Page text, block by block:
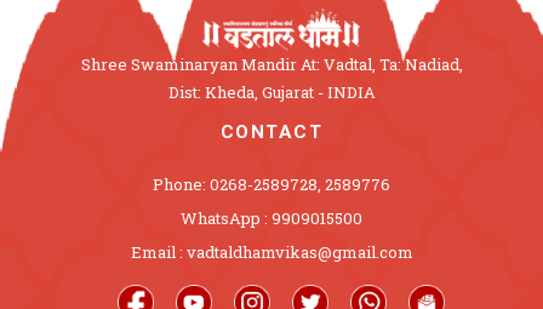
Shree Swaminaryan Mandir At: Vadtal, Ta: Nadiad,
Dist: Kheda, Gujarat - INDIA
CONTACT
Phone: 0268-2589728, 2589776
WhatsApp : 9909015500
Email : vadtaldhamvikas@gmail.com